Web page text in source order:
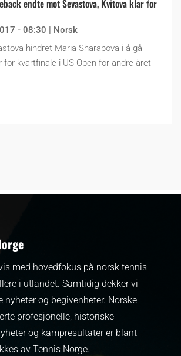
endte mot Sevastova, Kvitova klar for
- 08:30 | Norsk
hindret Maria Sharapova i å gå
for kvartfinale i US Open for andre året
med hovedfokus på norsk tennis
i utlandet. Samtidig dekker vi
nyheter og begivenheter. Norske
profesjonelle, historiske
og kampresultater er blant
av Tennis Norge.